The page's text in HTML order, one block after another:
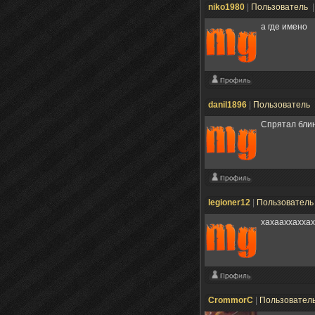
niko1980 Пользователь
а где имено
danil1896 Пользователь
Спрятал
legioner12
Пользователь
CrommorC